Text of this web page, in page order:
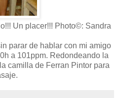
Un placer!!! Photo©: Sandra
parar de hablar con mi amigo
a 101ppm. Redondeando la
camilla de Ferran Pintor para